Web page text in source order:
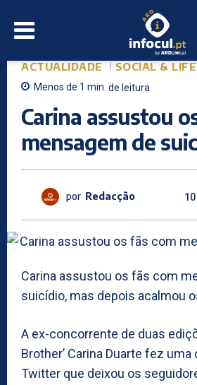
ACTUALIDADE SOCIAL &
Menos de 1 min. de leitura
Carina assustou
mensagem de
por Redacção
Carina assustou os fãs com
suicídio, mas depois acalmou
A ex-concorrente de duas
Brother’ Carina Duarte fez
Twitter que deixou os